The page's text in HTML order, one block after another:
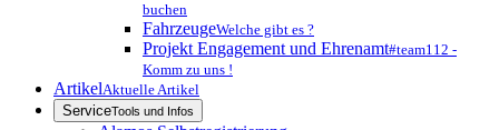
buchen
FahrzeugeWelche gibt es ?
Projekt Engagement und Ehrenamt#team112 -
Komm zu uns !
ArtikelAktuelle Artikel
ServiceTools und Infos